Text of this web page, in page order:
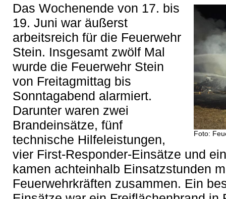
Foto:
Das Wochenende von 17. bis
19. Juni war äußerst
arbeitsreich für die Feuerwehr
Stein. Insgesamt zwölf Mal
wurde die Feuerwehr Stein
von Freitagmittag bis
Sonntagabend alarmiert.
Darunter waren zwei
Brandeinsätze, fünf
technische Hilfeleistungen,
vier First-Responder-Einsätze und
kamen achteinhalb Einsatzstunden
Feuerwehrkräften zusammen. Ein